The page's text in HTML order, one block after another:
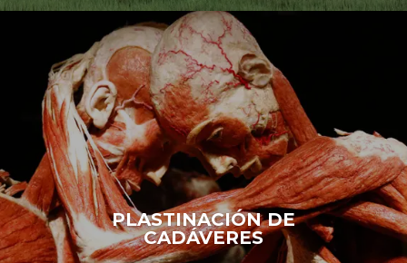
PLASTINACIÓN DE
CADÁVERES